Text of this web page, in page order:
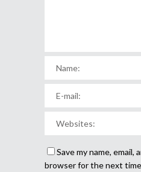
Save my name, email,
browser for the next